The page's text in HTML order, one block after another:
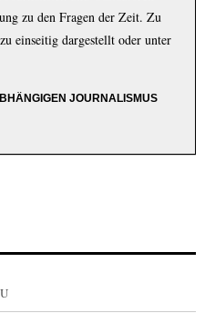
zu den Fragen der Zeit. Zu
einseitig dargestellt oder unter
JOURNALISMUS